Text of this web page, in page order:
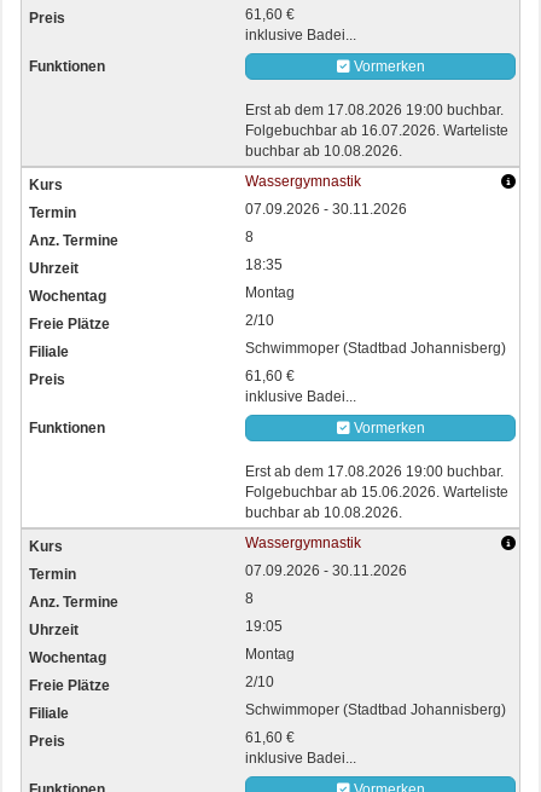
61,60 €
inklusive Badei...
Vormerken
Erst ab dem 17.08.2026 19:00 buchbar.
Folgebuchbar ab 16.07.2026. Warteliste
buchbar ab 10.08.2026.
Wassergymnastik
07.09.2026 - 30.11.2026
8
18:35
Montag
2/10
Schwimmoper (Stadtbad Johannisberg)
61,60 €
inklusive Badei...
Vormerken
Erst ab dem 17.08.2026 19:00 buchbar.
Folgebuchbar ab 15.06.2026. Warteliste
buchbar ab 10.08.2026.
Wassergymnastik
07.09.2026 - 30.11.2026
8
19:05
Montag
2/10
Schwimmoper (Stadtbad Johannisberg)
61,60 €
inklusive Badei...